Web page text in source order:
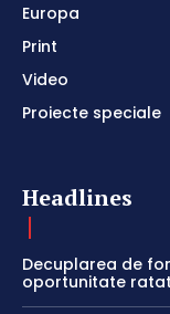
Europa
Print
Video
Proiecte speciale
Headlines
Decuplarea de
oportunitate